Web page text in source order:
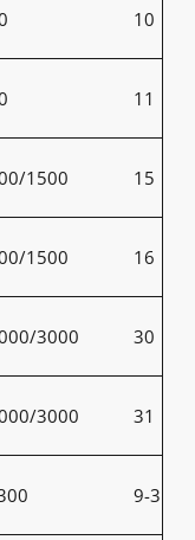
10
11
1500 15
1500 16
3000 30
3000 31
9-31